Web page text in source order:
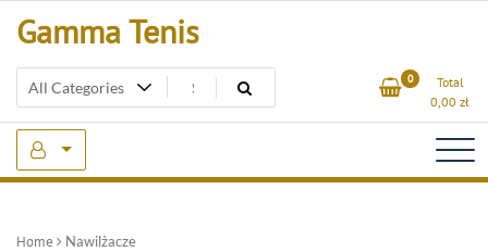
Gamma Tenis
0
Total
0,00 zł
Home Nawilżacze